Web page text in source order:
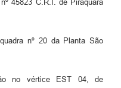
nº 45823 C.R.I. de Piraquara
nº 20 da Planta São
no vértice EST 04, de